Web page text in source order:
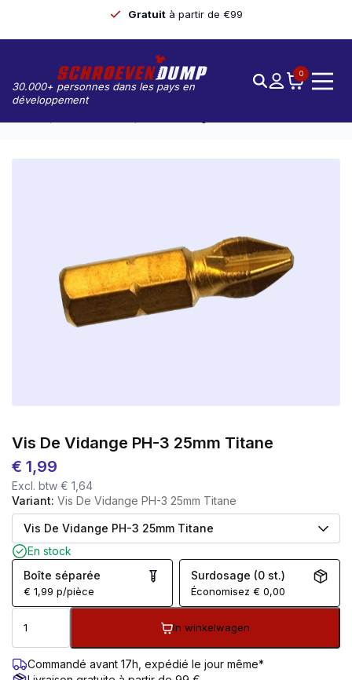
Gratuit à partir de €99
30.000+ personnes dans les pays en
développement
0
Vis De Vidange PH-3 25mm Titane
€ 1,99
Excl. btw € 1,64
Variant: Vis De Vidange PH-3 25mm Titane
En stock
Boîte séparée
€ 1,99 p/pièce
Surdosage (0 st.)
Économisez€ 0,00
In winkelwagen
Commandé avant 17h, expédié le jour même*